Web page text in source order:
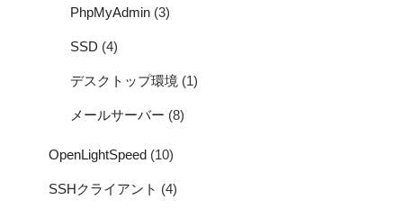
PhpMyAdmin (3)
SSD (4)
デスクトップ環境 (1)
メールサーバー (8)
OpenLightSpeed (10)
SSHクライアント (4)